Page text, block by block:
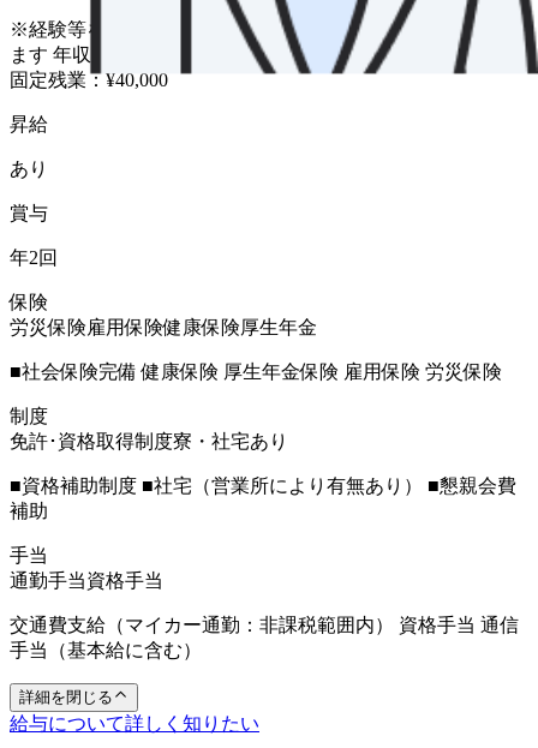
※経験等を考慮します 未経験の場合は下記スタートとなり
ます 年収：¥4,270,000~ 月給：¥305,000~ 基本給：¥265,000~
固定残業：¥40,000
昇給
あり
賞与
年2回
保険
労災保険雇用保険健康保険厚生年金
■社会保険完備 健康保険 厚生年金保険 雇用保険 労災保険
制度
免許･資格取得制度寮・社宅あり
■資格補助制度 ■社宅（営業所により有無あり） ■懇親会費
補助
手当
通勤手当資格手当
交通費支給（マイカー通勤：非課税範囲内） 資格手当 通信
手当（基本給に含む）
詳細を閉じる
給与について詳しく知りたい